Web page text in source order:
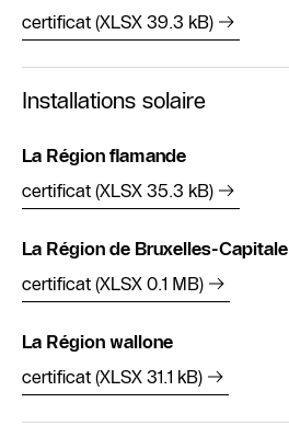
certificat (XLSX 39.3 kB)
Installations solaire
La Région flamande
certificat (XLSX 35.3 kB)
La Région de Bruxelles-Capitale
certificat (XLSX 0.1 MB)
La Région wallone
certificat (XLSX 31.1 kB)